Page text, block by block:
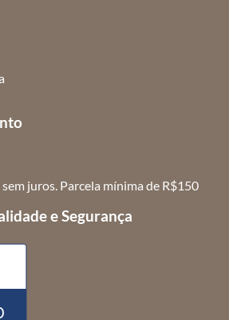
juros. Parcela mínima de R$150
e Segurança